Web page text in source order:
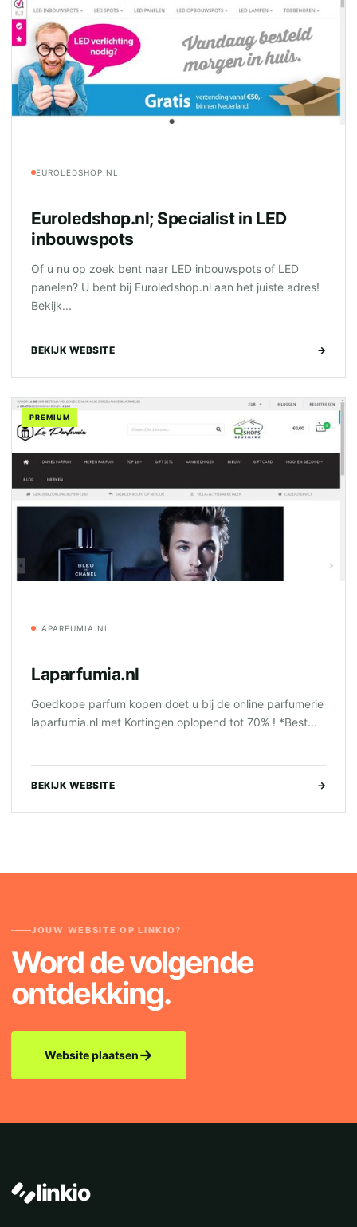
EUROLEDSHOP.NL
Euroledshop.nl; Specialist in LED
inbouwspots
Of u nu op zoek bent naar LED inbouwspots of LED
panelen? U bent bij Euroledshop.nl aan het juiste adres!
Bekijk...
BEKIJK WEBSITE →
PREMIUM
LAPARFUMIA.NL
Laparfumia.nl
Goedkope parfum kopen doet u bij de online parfumerie
laparfumia.nl met Kortingen oplopend tot 70% ! *Best...
BEKIJK WEBSITE →
JOUW WEBSITE OP LINKIO?
Word de volgende
ontdekking.
Website plaatsen→
linkio